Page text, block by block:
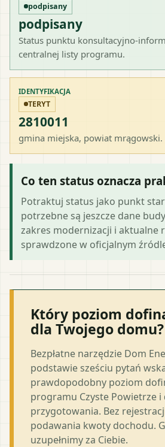
podpisany
podpisany
Status punktu konsultacyjno-
centralnej listy programu.
IDENTYFIKACJA
TERYT
2810011
gmina miejska, powiat mrągowski.
Co ten status oznacza
Potraktuj status jako punkt
potrzebne są jeszcze dane
zakres modernizacji i aktualne
sprawdzone w oficjalnym
Który poziom
dla Twojego domu?
Bezpłatne narzędzie Dom
podstawie sześciu pytań
prawdopodobny poziom
programu Czyste Powietrze
przygotowania. Bez
podawania kwoty dochodu.
uzupełnimy za Ciebie.